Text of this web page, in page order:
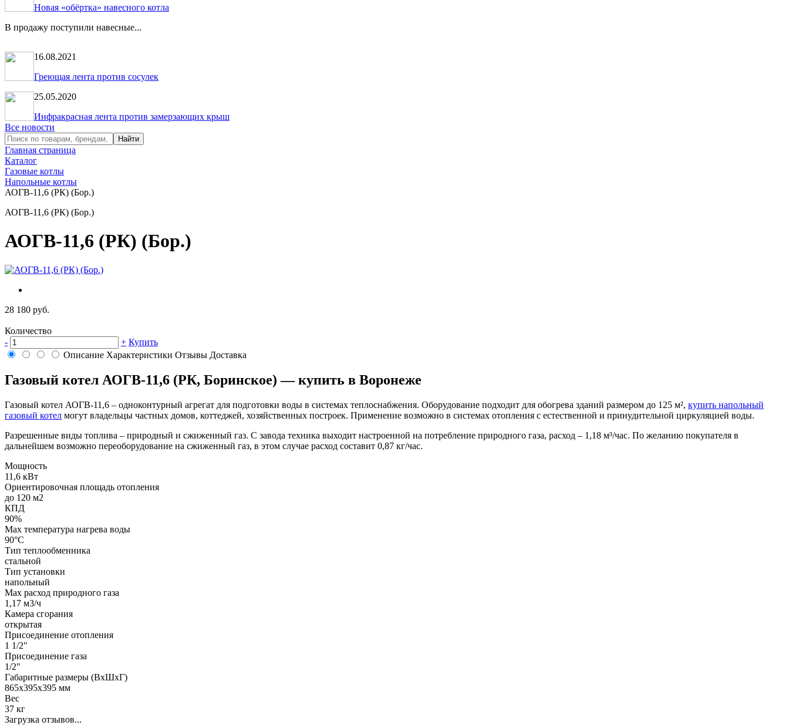
Новая «обёртка» навесного котла
В продажу поступили навесные...
16.08.2021
Греющая лента против сосулек
25.05.2020
Инфракрасная лента против замерзающих крыш
Все новости
Главная страница
Каталог
Газовые котлы
Напольные котлы
АОГВ-11,6 (РК) (Бор.)
АОГВ-11,6 (РК) (Бор.)
АОГВ-11,6 (РК) (Бор.)
28 180 руб.
Количество
-
+ Купить
Описание Характеристики Отзывы Доставка
Газовый котел АОГВ-11,6 (РК, Боринское) — купить в Воронеже
Газовый котел АОГВ-11,6 – одноконтурный агрегат для подготовки воды в системах теплоснабжения. Оборудование подходит для обогрева зданий размером до 125 м², купить напольный
газовый котел могут владельцы частных домов, коттеджей, хозяйственных построек. Применение возможно в системах отопления с естественной и принудительной циркуляцией воды.
Разрешенные виды топлива – природный и сжиженный газ. С завода техника выходит настроенной на потребление природного газа, расход – 1,18 м³/час. По желанию покупателя в
дальнейшем возможно переоборудование на сжиженный газ, в этом случае расход составит 0,87 кг/час.
Мощность
11,6 кВт
Ориентировочная площадь отопления
до 120 м2
КПД
90%
Max температура нагрева воды
90°С
Тип теплообменника
стальной
Тип установки
напольный
Max расход природного газа
1,17 м3/ч
Камера сгорания
открытая
Присоединение отопления
1 1/2"
Присоединение газа
1/2"
Габаритные размеры (ВхШхГ)
865х395х395 мм
Вес
37 кг
Загрузка отзывов...